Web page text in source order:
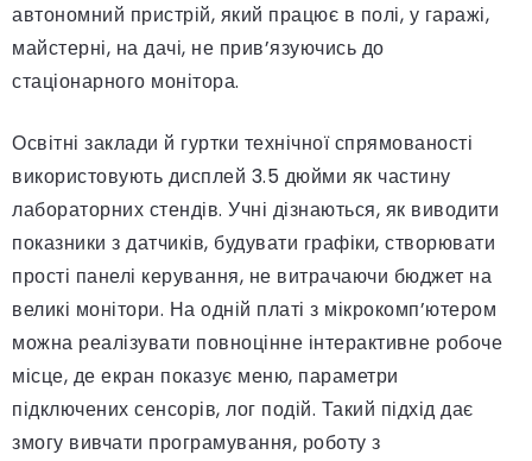
автономний пристрій, який працює в полі, у гаражі,
майстерні, на дачі, не прив’язуючись до
стаціонарного монітора.
Освітні заклади й гуртки технічної спрямованості
використовують дисплей 3.5 дюйми як частину
лабораторних стендів. Учні дізнаються, як виводити
показники з датчиків, будувати графіки, створювати
прості панелі керування, не витрачаючи бюджет на
великі монітори. На одній платі з мікрокомп’ютером
можна реалізувати повноцінне інтерактивне робоче
місце, де екран показує меню, параметри
підключених сенсорів, лог подій. Такий підхід дає
змогу вивчати програмування, роботу з